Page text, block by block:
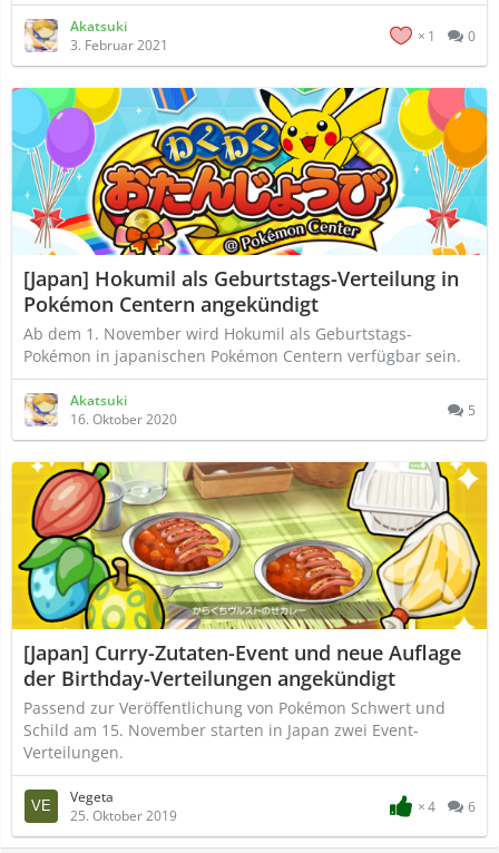
Akatsuki
3. Februar 2021
1 0
[Japan] Hokumil als Geburtstags-Verteilung in
Pokémon Centern angekündigt
Ab dem 1. November wird Hokumil als Geburtstags-
Pokémon in japanischen Pokémon Centern verfügbar sein.
Akatsuki
16. Oktober 2020
5
[Japan] Curry-Zutaten-Event und neue Auflage
der Birthday-Verteilungen angekündigt
Passend zur Veröffentlichung von Pokémon Schwert und
Schild am 15. November starten in Japan zwei Event-
Verteilungen.
Vegeta
25. Oktober 2019
4 6